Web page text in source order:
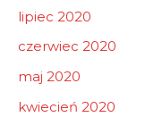
lipiec 2020
czerwiec 2020
maj 2020
kwiecień 2020